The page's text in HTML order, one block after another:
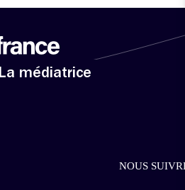
La médiatrice
NOUS